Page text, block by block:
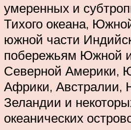
умеренных и
Тихого океана,
южной части
побережьям Южной
Северной Америки,
Африки, Австралии,
Зеландии и
океанических